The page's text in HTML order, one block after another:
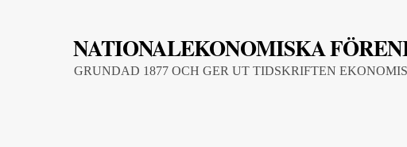
NATIONALEKONOMISKA
GRUNDAD 1877 OCH GER UT TIDSKRIFTEN